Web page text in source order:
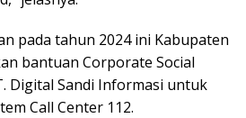
pada tahun 2024 ini Kabupaten
bantuan Corporate Social
Digital Sandi Informasi untuk
Call Center 112.